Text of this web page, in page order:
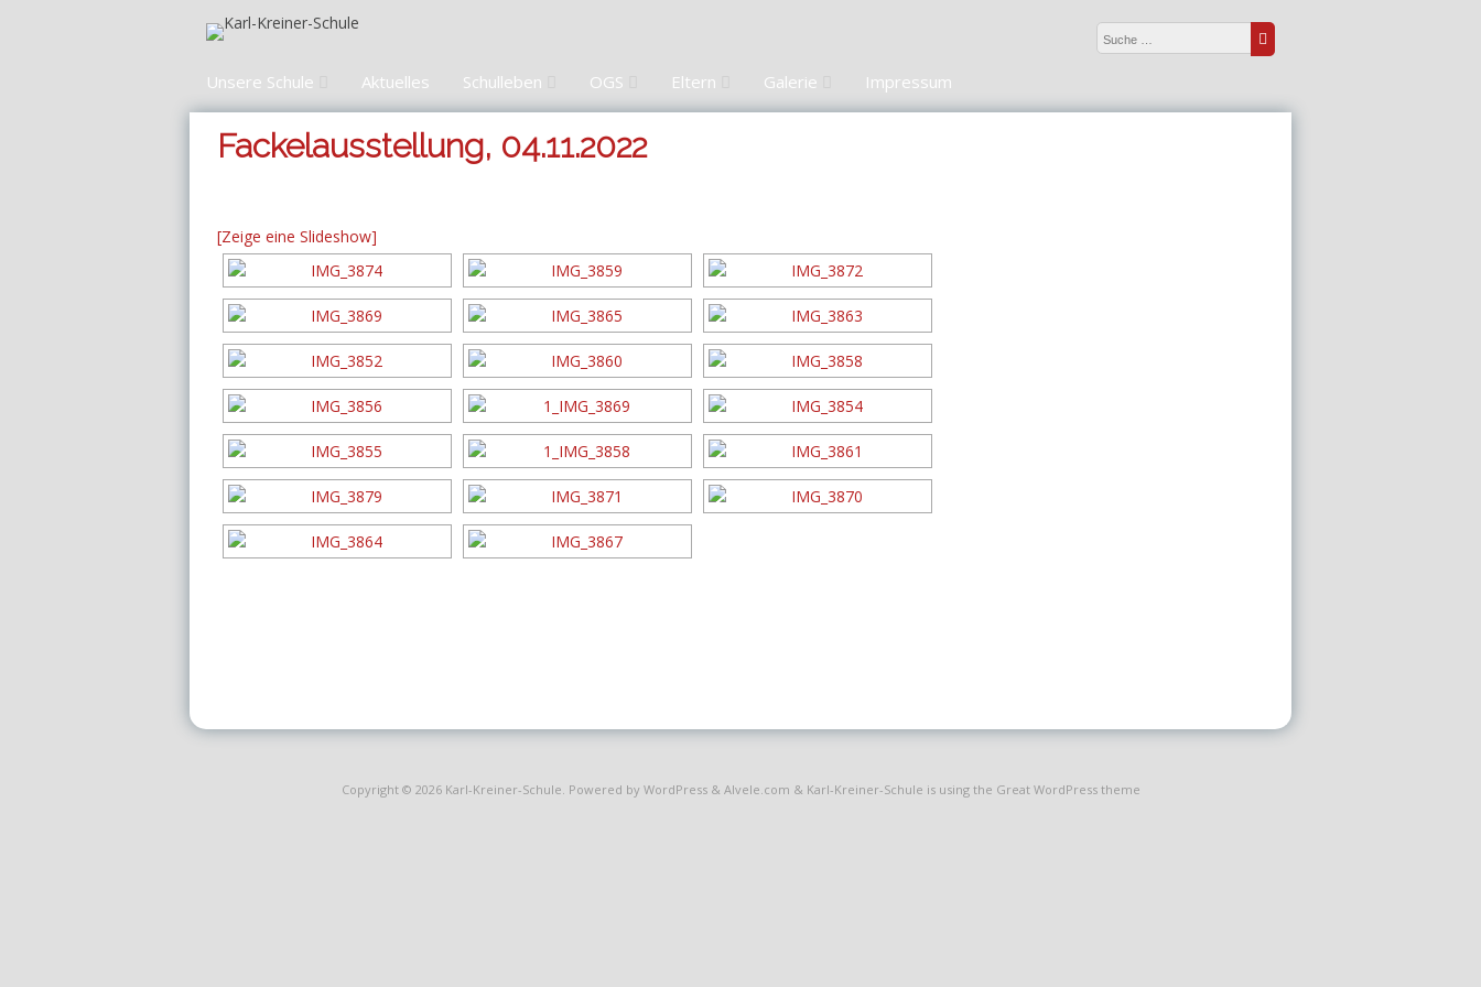
Inhalt
Unsere Schule Aktuelles Schulleben OGS Eltern Galerie Impressum
Fackelausstellung, 04.11.2022
[Zeige eine Slideshow]
Copyright © 2026 Karl-Kreiner-Schule. Powered by WordPress& Alvele.com & Karl-Kreiner-Schule is using the Great WordPress theme